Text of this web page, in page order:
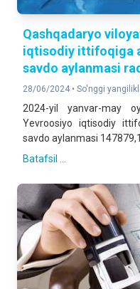
Qashqadaryo
iqtisodiy ittifoqiga
savdo aylanmasi
28/06/2024 • So'nggi
2024-yil yanvar-may
Yevroosiyo iqtisodiy
savdo aylanmasi
Batafsil ...